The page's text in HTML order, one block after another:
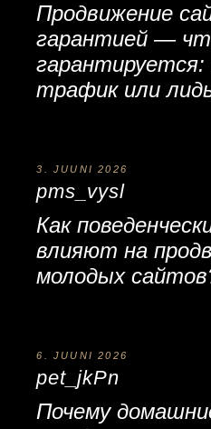
Продвижение
гарантией —
гарантируется:
трафик или
3. JUUNI 2026
pms_vysl
Как
влияют на
молодых сайтов
6. JUUNI 2026
pet_jkPn
Почему